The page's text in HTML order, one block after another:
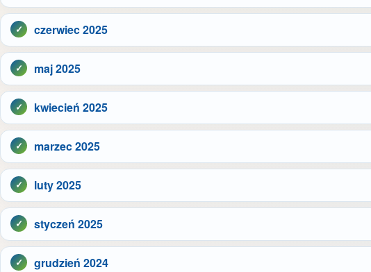
czerwiec 2025
maj 2025
kwiecień 2025
marzec 2025
luty 2025
styczeń 2025
grudzień 2024